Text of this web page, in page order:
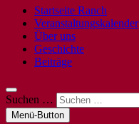
Startseite Ranch
Veranstaltungskalender
Über uns
Geschichte
Beiträge
Suchen …
Menü-Button